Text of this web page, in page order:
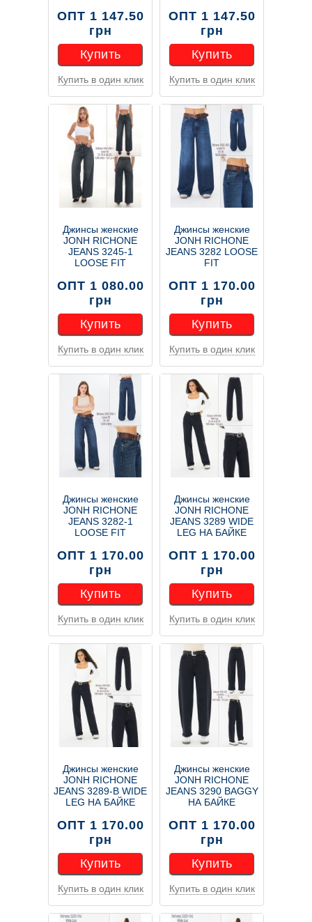
ОПТ 1 147.50
грн
Купить
Купить
Купить в один клик
ОПТ 1 147.50
грн
Купить
Купить
Купить в один клик
Джинсы женские
JONH RICHONE
JEANS 3245-1
LOOSE FIT
ОПТ 1 080.00
грн
Купить
Купить
Купить в один клик
Джинсы женские
JONH RICHONE
JEANS 3282 LOOSE
FIT
ОПТ 1 170.00
грн
Купить
Купить
Купить в один клик
Джинсы женские
JONH RICHONE
JEANS 3282-1
LOOSE FIT
ОПТ 1 170.00
грн
Купить
Купить
Купить в один клик
Джинсы женские
JONH RICHONE
JEANS 3289 WIDE
LEG НА БАЙКЕ
ОПТ 1 170.00
грн
Купить
Купить
Купить в один клик
Джинсы женские
JONH RICHONE
JEANS 3289-В WIDE
LEG НА БАЙКЕ
ОПТ 1 170.00
грн
Купить
Купить
Купить в один клик
Джинсы женские
JONH RICHONE
JEANS 3290 BAGGY
НА БАЙКЕ
ОПТ 1 170.00
грн
Купить
Купить
Купить в один клик